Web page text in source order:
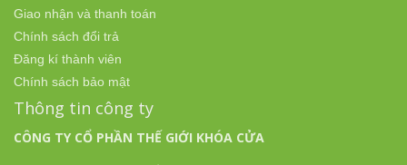
Giao nhận và thanh toán
Chính sách đổi trả
Đăng kí thành viên
Chính sách bảo mật
Thông tin công ty
CÔNG TY CỔ PHẦN THẾ GIỚI KHÓA CỬA